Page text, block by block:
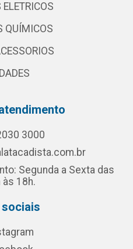
QUÍMICOS
3000
Segunda a Sexta das
às 18h.
sociais